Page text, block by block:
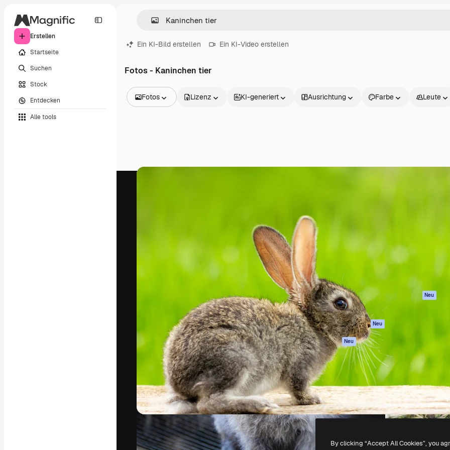
Erstellen
Startseite
Suchen
Stock
Entdecken
Alle tools
Ein KI-Bild erstellen Ein KI-Video erstellen
Fotos - Kaninchen tier
Fotos
Videos
Lizenz KI-generiert Ausrichtung Farbe Leute
Die kreative Plattform, um deine beste
Arbeit zu verwirklichen. Mehr als 1 Million
Abonnenten unter Kreativen, Unternehmen,
Agenturen und Studios.
Deutsch
Spaces
KI-Assistent
KI-Bildgenerator
KI-Videogenerator
KI-
Stimmengenerator
Stock-Inhalte
MCP für
Claude/ChatGPT
Neu
Agenten Neu
API
Mobile App
Alle Magnific-Tools
Academy
Dokumentation
Support
Originale
Neu
Copyright © 2010-2026Freepik Company S.L.U.Alle Rechte vorbehalten.
By clicking “Accept All Cookies”, you